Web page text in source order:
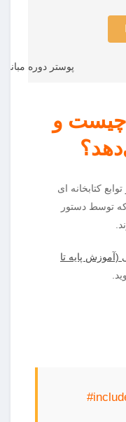
هدر فایل در ++C چیست و
کتابخانه ای
توسط دستور
(آموزش پایه تا